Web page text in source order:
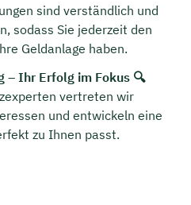
sind verständlich und
sodass Sie jederzeit den
Geldanlage haben.
– Ihr Erfolg im Fokus 🔍
vertreten wir
und entwickeln eine
zu Ihnen passt.
mit Jonas
bis Freitag von 8 bis